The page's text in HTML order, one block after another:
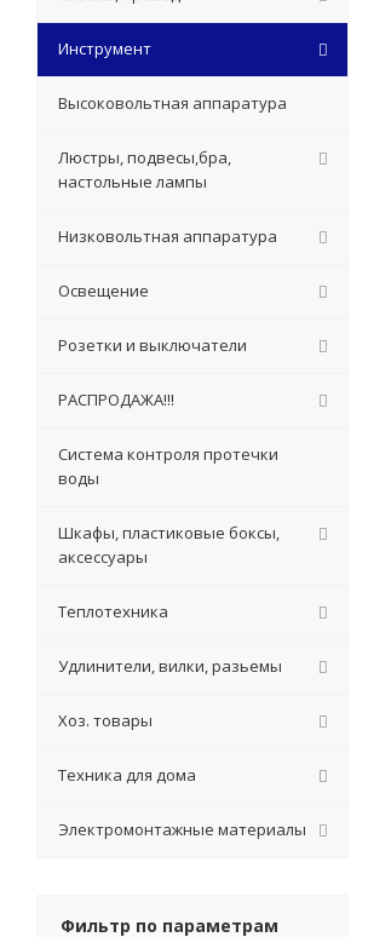
Инструмент
Высоковольтная аппаратура
Люстры, подвесы,бра,
настольные лампы
Низковольтная аппаратура
Освещение
Розетки и выключатели
РАСПРОДАЖА!!!
Система контроля протечки
воды
Шкафы, пластиковые боксы,
аксессуары
Теплотехника
Удлинители, вилки, разьемы
Хоз. товары
Техника для дома
Электромонтажные материалы
Фильтр по параметрам